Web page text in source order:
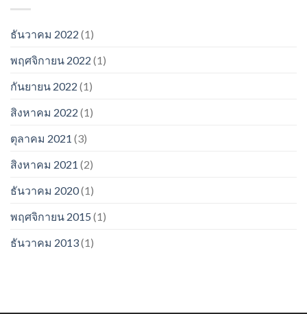
ธันวาคม 2022 (1)
พฤศจิกายน 2022 (1)
กันยายน 2022 (1)
สิงหาคม 2022 (1)
ตุลาคม 2021 (3)
สิงหาคม 2021 (2)
ธันวาคม 2020(1)
พฤศจิกายน 2015 (1)
ธันวาคม 2013(1)